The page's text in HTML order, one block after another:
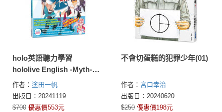
holo英語聽力學習
hololive English -Myth-的
異世界大冒險 跟hololive一
起學習英語會話！
作者： 塗田一帆
出版日：20241119
$700 優惠價553元
不會切蛋糕的犯罪少年(01)
作者： 宮口幸治
出版日：20240620
$250 優惠價198元